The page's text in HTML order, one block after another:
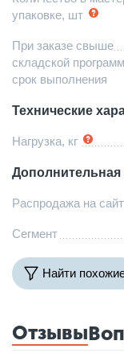
упаковке, шт
При заказе свыше
складской
срок выполнения
Технические
Нагрузка, кг
Распродажа на
Сегмент
Найти
Отзывы